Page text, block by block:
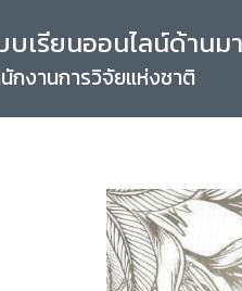
บเรียนออนไลน์ด้าน
กงานการวิจัยแห่งชาติ